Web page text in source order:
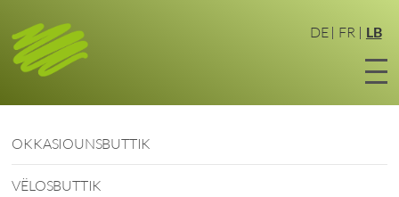
DE FR LB
OKKASIOUNSBUTTIK
VËLOSBUTTIK